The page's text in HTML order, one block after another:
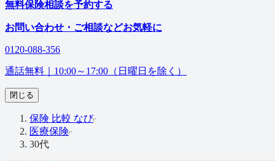
無料保険相談を予約する
お問い合わせ・ご相談などお気軽に
0120-088-356
通話無料｜ 10:00～17:00（日曜日を除く）
閉じる
保険 比較 なび
医療保険
30代